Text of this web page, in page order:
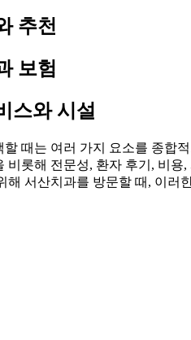
추천
보험
스와 시설
할 때는 여러 가지 요소를 종합
비롯해 전문성, 환자 후기, 비
해 서산치과를 방문할 때, 이러